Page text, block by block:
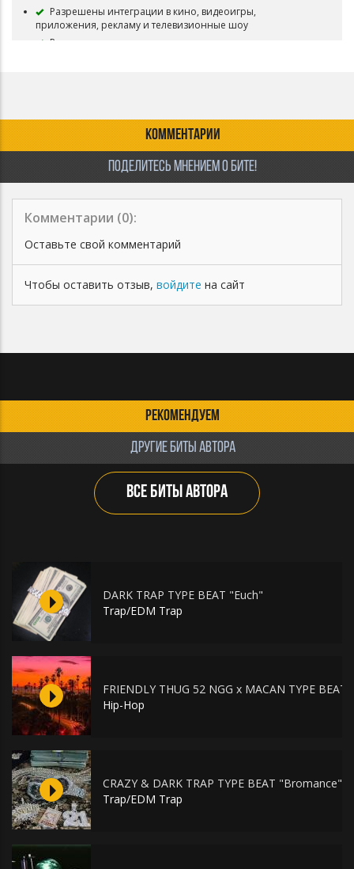
Разрешены интеграции в кино, видеоигры,
приложения, рекламу и телевизионные шоу
Разрешена коммерческая концертная деятельность,
КОММЕНТАРИИ
ПОДЕЛИТЕСЬ МНЕНИЕМ О БИТЕ!
Комментарии (0):
Оставьте свой комментарий
Чтобы оставить отзыв, войдите на сайт
РЕКОМЕНДУЕМ
ДРУГИЕ БИТЫ АВТОРА
ВСЕ БИТЫ АВТОРА
DARK TRAP TYPE BEAT "Euch"
Trap/EDM Trap
FRIENDLY THUG 52 NGG x MACAN TYPE
Hip-Hop
CRAZY & DARK TRAP TYPE BEAT "Bromance"
Trap/EDM Trap